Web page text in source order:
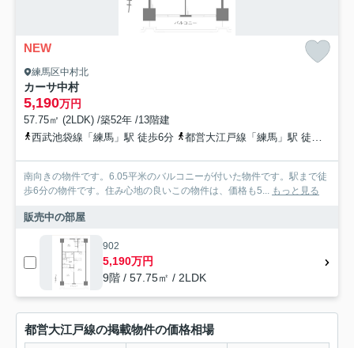
NEW
練馬区中村北
カーサ中村
5,190万円
57.75㎡ (2LDK) /築52年 /13階建
西武池袋線「練馬」駅 徒歩6分
都営大江戸線「練馬」駅 徒歩6分
南向きの物件です。6.05平米のバルコニーが付いた物件です。駅まで徒
歩6分の物件です。住み心地の良いこの物件は、価格も5... もっと見る
販売中の部屋
902
5,190万円
9階 / 57.75㎡ / 2LDK
都営大江戸線の掲載物件の価格相場